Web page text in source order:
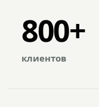
800+
клиентов